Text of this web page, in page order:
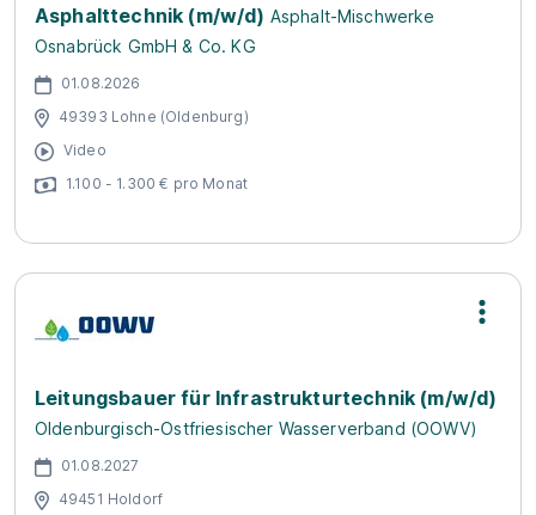
Asphalttechnik (m/w/d) Asphalt-Mischwerke
Osnabrück GmbH & Co. KG
01.08.2026
49393 Lohne (Oldenburg)
Video
1.100 - 1.300 € pro Monat
Leitungsbauer für Infrastrukturtechnik (m/w/d)
Oldenburgisch-Ostfriesischer Wasserverband (OOWV)
01.08.2027
49451 Holdorf